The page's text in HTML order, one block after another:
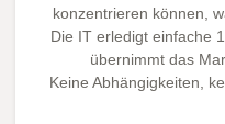
konzentrieren können,
Die IT erledigt einfache
übernimmt das
Keine Abhängigkeiten,